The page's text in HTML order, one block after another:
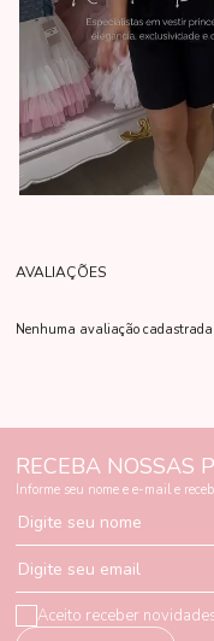
Nenhuma avaliação cadastrada
RECEBA NOSSAS
Informe seu nome e e-mail e
Digite seu nome
Digite seu email
Aceito receber